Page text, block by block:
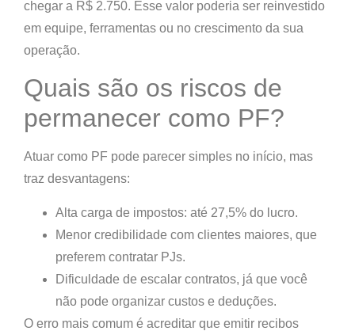
chegar a R$ 2.750. Esse valor poderia ser reinvestido
em equipe, ferramentas ou no crescimento da sua
operação.
Quais são os riscos de
permanecer como PF?
Atuar como PF pode parecer simples no início, mas
traz desvantagens:
Alta carga de impostos: até 27,5% do lucro.
Menor credibilidade com clientes maiores, que
preferem contratar PJs.
Dificuldade de escalar contratos, já que você
não pode organizar custos e deduções.
O erro mais comum é acreditar que emitir recibos